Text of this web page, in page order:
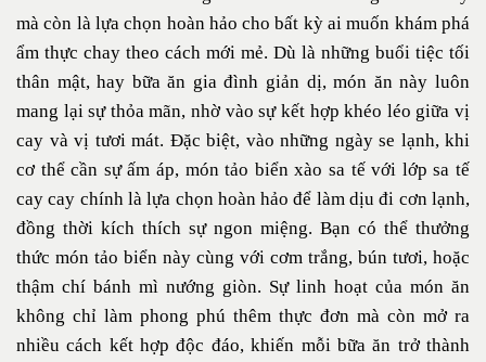
mà còn là lựa chọn hoàn hảo cho bất kỳ ai muốn khám phá
ẩm thực chay theo cách mới mẻ. Dù là những buổi tiệc tối
thân mật, hay bữa ăn gia đình giản dị, món ăn này luôn
mang lại sự thỏa mãn, nhờ vào sự kết hợp khéo léo giữa vị
cay và vị tươi mát. Đặc biệt, vào những ngày se lạnh, khi
cơ thể cần sự ấm áp, món tảo biển xào sa tế với lớp sa tế
cay cay chính là lựa chọn hoàn hảo để làm dịu đi cơn lạnh,
đồng thời kích thích sự ngon miệng. Bạn có thể thưởng
thức món tảo biển này cùng với cơm trắng, bún tươi, hoặc
thậm chí bánh mì nướng giòn. Sự linh hoạt của món ăn
không chỉ làm phong phú thêm thực đơn mà còn mở ra
nhiều cách kết hợp độc đáo, khiến mỗi bữa ăn trở thành